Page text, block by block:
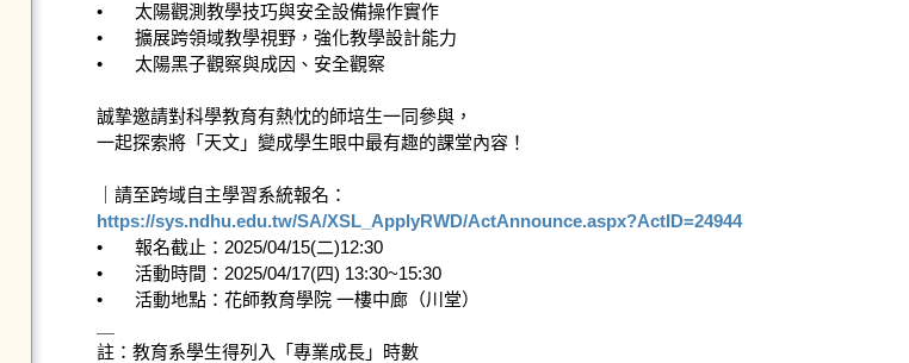
•	太陽觀測教學技巧與安全設備操作實作
•	擴展跨領域教學視野，強化教學設計能力
•	太陽黑子觀察與成因、安全觀察
誠摯邀請對科學教育有熱忱的師培生一同參與，
一起探索將「天文」變成學生眼中最有趣的課堂內容！
https://sys.ndhu.edu.tw/SA/XSL_ApplyRWD/ActAnnounce.aspx?ActID=24944
•	報名截止：2025/04/15(二)12:30
•	活動時間：2025/04/17(四) 13:30~15:30
•	活動地點：花師教育學院 一樓中廊（川堂）
註：教育系學生得列入「專業成長」時數